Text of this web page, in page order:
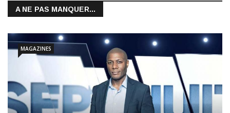
A NE PAS MANQUER...
MAGAZINES